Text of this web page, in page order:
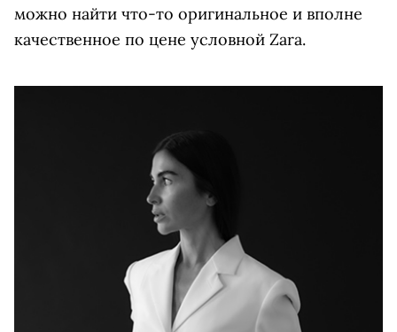
можно найти что-то оригинальное и вполне
качественное по цене условной Zara.